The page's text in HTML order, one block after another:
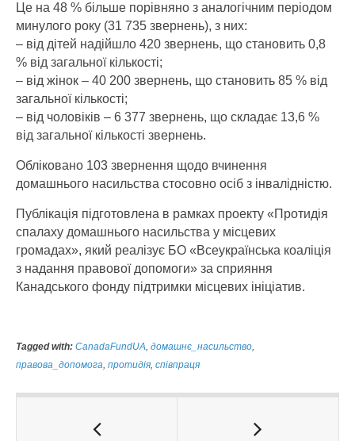
Це на 48 % більше порівняно з аналогічним періодом
минулого року (31 735 звернень), з них:
– від дітей надійшло 420 звернень, що становить 0,8
% від загальної кількості;
– від жінок – 40 200 звернень, що становить 85 % від
загальної кількості;
– від чоловіків – 6 377 звернень, що складає 13,6 %
від загальної кількості звернень.
Обліковано 103 звернення щодо вчинення
домашнього насильства стосовно осіб з інвалідністю.
Публікація підготовлена в рамках проекту «Протидія
спалаху домашнього насильства у місцевих
громадах», який реалізує БО «Всеукраїнська коаліція
з надання правової допомоги» за сприяння
Канадського фонду підтримки місцевих ініціатив.
Tagged with: CanadaFundUA, домашнє_насильство,
правова_допомога, протидія, співпраця